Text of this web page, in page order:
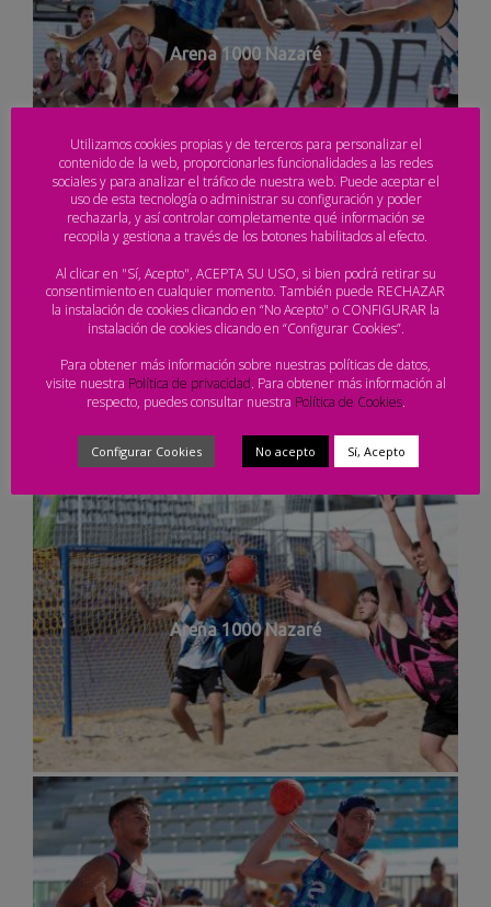
Arena 1000 Nazaré
Arena 1000 Nazaré
Arena 1000 Nazaré
Utilizamos cookies propias y de terceros para personalizar el
contenido de la web, proporcionarles funcionalidades a las redes
sociales y para analizar el tráfico de nuestra web. Puede aceptar el
uso de esta tecnología o administrar su configuración y poder
rechazarla, y así controlar completamente qué información se
recopila y gestiona a través de los botones habilitados al efecto.
Al clicar en "Sí, Acepto", ACEPTA SU USO, si bien podrá retirar su
consentimiento en cualquier momento. También puede RECHAZAR
la instalación de cookies clicando en “No Acepto" o CONFIGURAR la
instalación de cookies clicando en “Configurar Cookies”.
Para obtener más información sobre nuestras políticas de datos,
visite nuestra Política de privacidad. Para obtener más información al
respecto, puedes consultar nuestra Política de Cookies.
Configurar Cookies No acepto Sí, Acepto